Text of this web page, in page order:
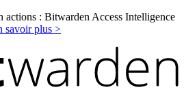
actions : Bitwarden Access Intelligence
savoir plus >